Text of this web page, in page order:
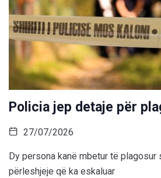
Policia jep detaje për
27/07/2026
Dy persona kanë mbetur të plagosur
përleshjeje që ka eskaluar